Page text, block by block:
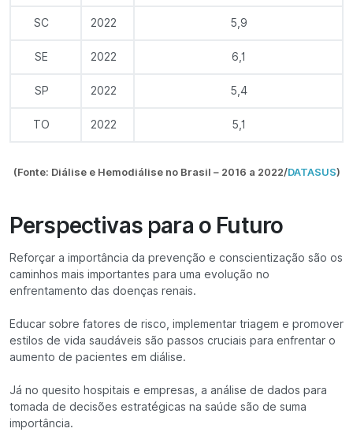
SC 2022 5,9
SE 2022 6,1
SP 2022 5,4
TO 2022 5,1
(Fonte: Diálise e Hemodiálise no Brasil – 2016 a 2022/DATASUS)
Perspectivas para o Futuro
Reforçar a importância da prevenção e conscientização são os
caminhos mais importantes para uma evolução no
enfrentamento das doenças renais.
Educar sobre fatores de risco, implementar triagem e promover
estilos de vida saudáveis são passos cruciais para enfrentar o
aumento de pacientes em diálise.
Já no quesito hospitais e empresas, a análise de dados para
tomada de decisões estratégicas na saúde são de suma
importância.